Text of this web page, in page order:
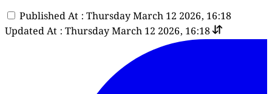
Published At : Thursday March 12 2026, 16:18
Updated At : Thursday March 12 2026, 16:18